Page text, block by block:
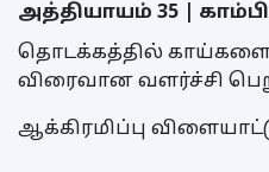
அத்தியாயம் 35 |
தொடக்கத்தில் காய்களை
விரைவான வளர்ச்சி
ஆக்கிரமிப்பு